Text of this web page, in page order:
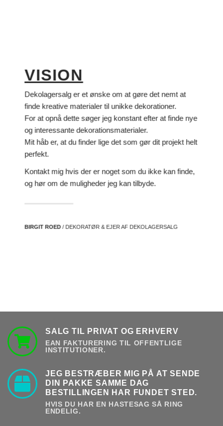
VISION
Dekolagersalg er et ønske om at gøre det nemt at
finde kreative materialer til unikke dekorationer.
For at opnå dette søger jeg konstant efter at finde nye
og interessante dekorationsmaterialer.
Mit håb er, at du finder lige det som gør dit projekt helt
perfekt.
Kontakt mig hvis der er noget som du ikke kan finde,
og hør om de muligheder jeg kan tilbyde.
BIRGIT ROED/ DEKORATØR & EJER AF DEKOLAGERSALG
SALG TIL PRIVAT OG ERHVERV
EAN FAKTURERING TIL OFFENTLIGE
INSTITUTIONER.
JEG BESTRÆBER MIG PÅ AT SENDE
DIN PAKKE SAMME DAG
BESTILLINGEN HAR FUNDET STED.
HVIS DU HAR EN HASTESAG SÅ RING
ENDELIG.